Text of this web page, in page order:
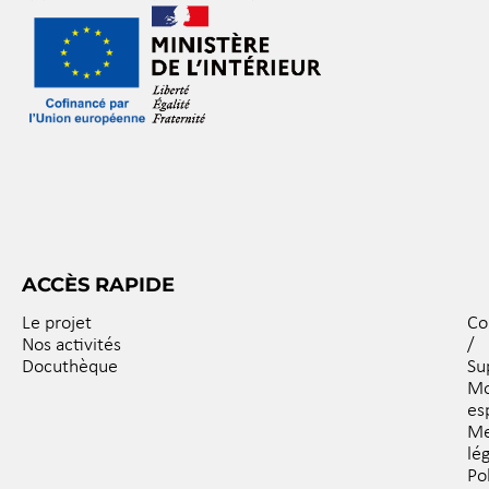
ACCÈS RAPIDE
Le projet
Nos activités
Docuthèque
/